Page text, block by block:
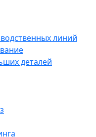
линий
деталей